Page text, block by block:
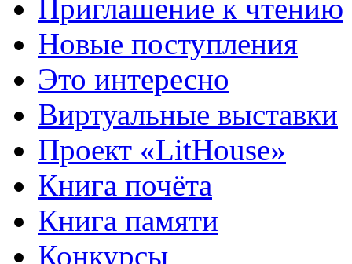
Приглашение к чтению
Новые поступления
Это интересно
Виртуальные выставки
Проект «LitHouse»
Книга почёта
Книга памяти
Конкурсы